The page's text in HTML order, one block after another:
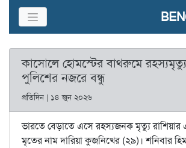
কাসোলে হোমস্টের বাথরুমে
পুলিশের নজরে বন্ধু
প্রতিদিন | ১৪ জুন ২০২৬
ভারতে বেড়াতে এসে রহস্যজনক মৃত্যু
মৃতের নাম দারিয়া কুজনিখের (২৯)। শনিবার